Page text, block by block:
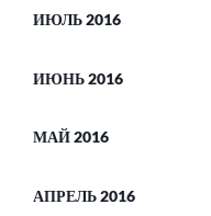
ИЮЛЬ 2016
ИЮНЬ 2016
МАЙ 2016
АПРЕЛЬ 2016